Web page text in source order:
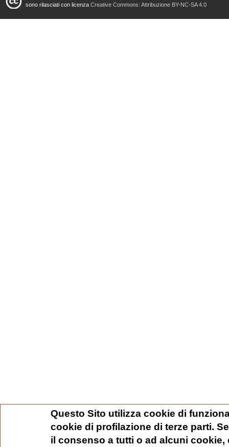
sono rilasciati con licenza Creative Commons: Attribuzione BY-NC-SA 4.0
Questo Sito utilizza cookie di
cookie di profilazione di terze parti.
il consenso a tutti o ad alcuni